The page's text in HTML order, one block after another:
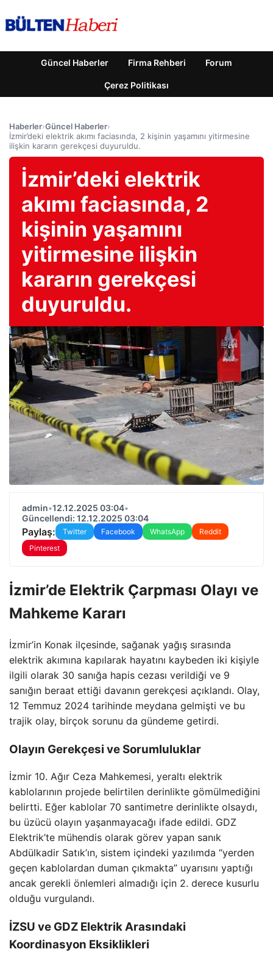
Güncel Haberler Firma Rehberi Forum
Çerez Politikası
Haberler›Güncel Haberler›
İzmir’deki elektrik akımı faciasında, 2 kişinin yaşamını yitirmesine
ilişkin kararın gerekçesi duyuruldu.
İzmir’deki elektrik
akımı faciasında, 2
kişinin yaşamını
yitirmesine ilişkin
kararın gerekçesi
duyuruldu.
admin•12.12.2025 03:04•
Güncellendi: 12.12.2025 03:04
Paylaş: Twitter Facebook WhatsApp
Reddit
Pinterest
İzmir’de Elektrik Çarpması Olayı ve
Mahkeme Kararı
İzmir’in Konak ilçesinde, sağanak yağış sırasında
elektrik akımına kapılarak hayatını kaybeden iki kişiyle
ilgili olarak 30 sanığa hapis cezası verildiği ve 9
sanığın beraat ettiği davanın gerekçesi açıklandı. Olay,
12 Temmuz 2024 tarihinde meydana gelmişti ve bu
trajik olay, birçok sorunu da gündeme getirdi.
Olayın Gerekçesi ve Sorumluluklar
İzmir 10. Ağır Ceza Mahkemesi, yeraltı elektrik
kablolarının projede belirtilen derinlikte gömülmediğini
belirtti. Eğer kablolar 70 santimetre derinlikte olsaydı,
bu üzücü olayın yaşanmayacağı ifade edildi. GDZ
Elektrik’te mühendis olarak görev yapan sanık
Abdülkadir Satık’ın, sistem içindeki yazılımda “yerden
geçen kablolardan duman çıkmakta” uyarısını yaptığı
ancak gerekli önlemleri almadığı için 2. derece kusurlu
olduğu vurgulandı.
İZSU ve GDZ Elektrik Arasındaki
Koordinasyon Eksiklikleri